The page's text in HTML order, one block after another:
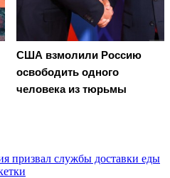
США взмолили Россию
освободить одного
человека из тюрьмы
призвал службы доставки еды